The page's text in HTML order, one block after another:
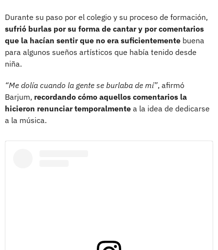
Durante su paso por el colegio y su proceso de formación,
sufrió burlas por su forma de cantar y por comentarios
que la hacían sentir que no era suficientemente buena
para algunos sueños artísticos que había tenido desde
niña.
“Me dolía cuando la gente se burlaba de mí”, afirmó
Barjum, recordando cómo aquellos comentarios la
hicieron renunciar temporalmente a la idea de dedicarse
a la música.